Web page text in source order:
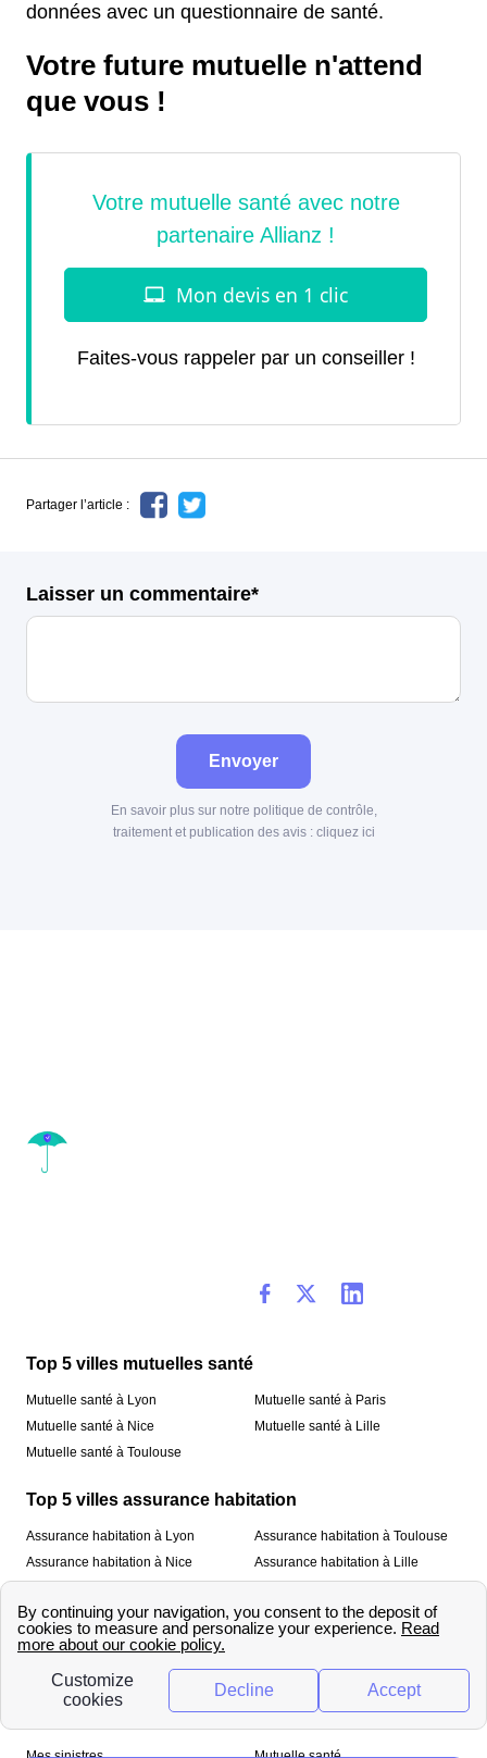
données avec un questionnaire de santé.
Votre future mutuelle n'attend
que vous !
Faites-vous rappeler par un conseiller !
Partager l’article :
Laisser un commentaire*
Envoyer
En savoir plus sur notre politique de contrôle,
traitement et publication des avis : cliquez ici
Top 5 villes mutuelles santé
Mutuelle santé à Lyon
Mutuelle santé à Nice
Mutuelle santé à Toulouse
Mutuelle santé à Paris
Mutuelle santé à Lille
Top 5 villes assurance habitation
Assurance habitation à Lyon
Assurance habitation à Nice
Assurance habitation à Toulouse
Assurance habitation à Lille
À propos
Qui sommes-nous ? Mentions légales